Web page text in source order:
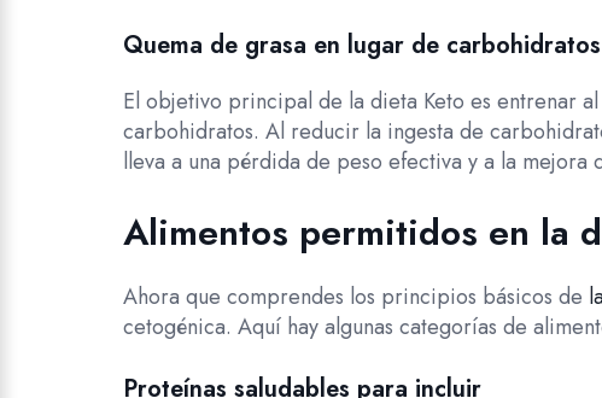
Quema de grasa en lugar de carbohidratos
El objetivo principal de la dieta Keto es entrenar
carbohidratos. Al reducir la ingesta de
lleva a una pérdida de peso efectiva y a la
Alimentos permitidos en la
Ahora que comprendes los principios básicos de
cetogénica. Aquí hay algunas categorías de
Proteínas saludables para incluir